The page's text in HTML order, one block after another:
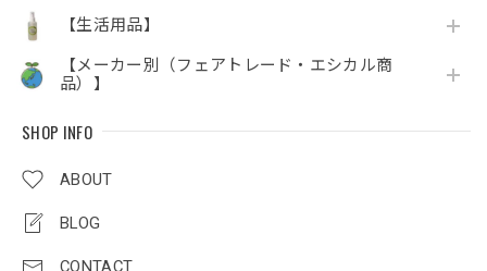
【生活用品】
【メーカー別（フェアトレード・エシカル商
品）】
SHOP INFO
ABOUT
BLOG
CONTACT